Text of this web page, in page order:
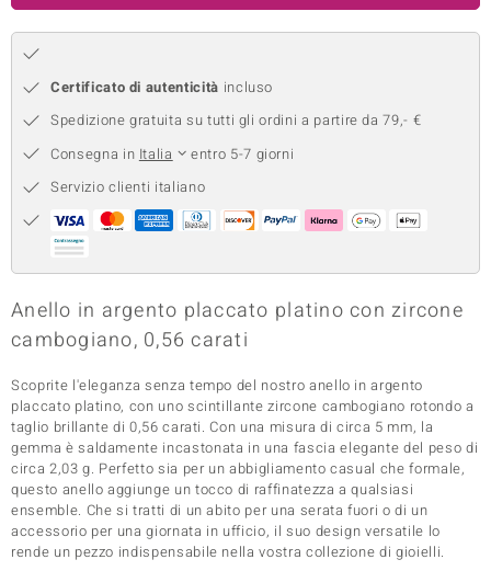
Classics
Certificato di autenticità incluso
Spedizione gratuita su tutti gli ordini a partire da 79,- €
Consegna in Italia
entro 5-7 giorni
Servizio clienti italiano
Anello in argento placcato platino con zircone
cambogiano, 0,56 carati
Scoprite l'eleganza senza tempo del nostro anello in argento
placcato platino, con uno scintillante zircone cambogiano rotondo a
taglio brillante di 0,56 carati. Con una misura di circa 5 mm, la
gemma è saldamente incastonata in una fascia elegante del peso di
circa 2,03 g. Perfetto sia per un abbigliamento casual che formale,
questo anello aggiunge un tocco di raffinatezza a qualsiasi
ensemble. Che si tratti di un abito per una serata fuori o di un
accessorio per una giornata in ufficio, il suo design versatile lo
rende un pezzo indispensabile nella vostra collezione di gioielli.